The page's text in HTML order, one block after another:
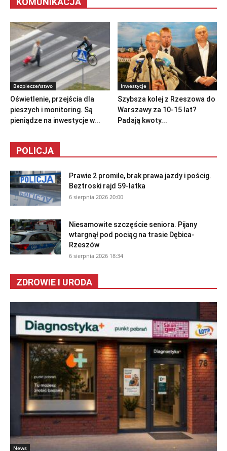
Bezpieczeństwo
Oświetlenie, przejścia dla
pieszych i monitoring. Są
pieniądze na inwestycje w...
Inwestycje
Szybsza kolej z Rzeszowa do
Warszawy za 10-15 lat?
Padają kwoty...
POLICJA
Prawie 2 promile, brak prawa jazdy i pościg.
Beztroski rajd 59-latka
6 sierpnia 2026 20:00
Niesamowite szczęście seniora. Pijany
wtargnął pod pociąg na trasie Dębica-
Rzeszów
6 sierpnia 2026 18:34
ZDROWIE I URODA
News